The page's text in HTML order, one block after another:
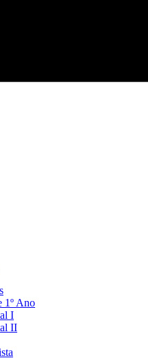
1º Ano
I
II